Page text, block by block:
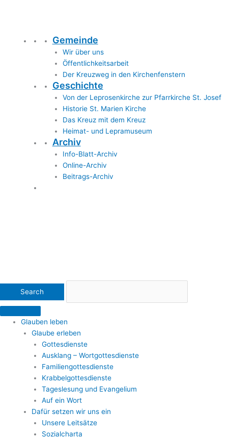
Gemeinde
Wir über uns
Öffentlichkeitsarbeit
Der Kreuzweg in den Kirchenfenstern
Geschichte
Von der Leprosenkirche zur Pfarrkirche St. Josef
Historie St. Marien Kirche
Das Kreuz mit dem Kreuz
Heimat- und Lepramuseum
Archiv
Info-Blatt-Archiv
Online-Archiv
Beitrags-Archiv
Glauben leben
Glaube erleben
Gottesdienste
Ausklang – Wortgottesdienste
Familiengottesdienste
Krabbelgottesdienste
Tageslesung und Evangelium
Auf ein Wort
Dafür setzen wir uns ein
Unsere Leitsätze
Sozialcharta